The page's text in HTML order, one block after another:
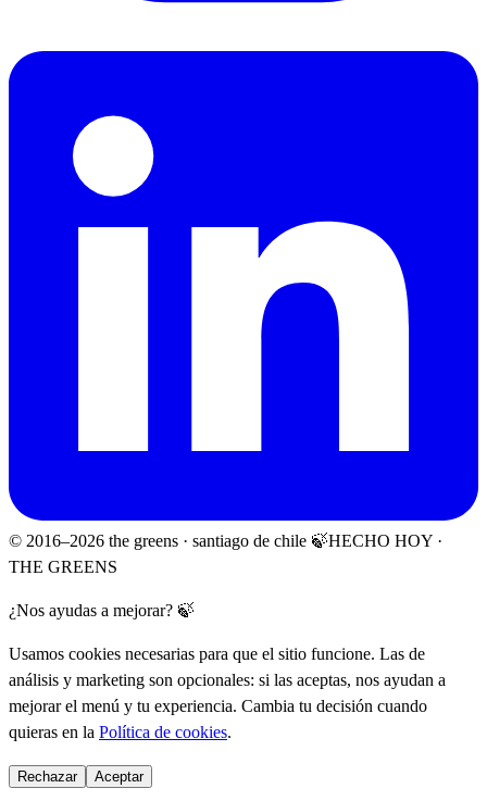
© 2016–2026 the greens · santiago de chile 🍃HECHO HOY ·
THE GREENS
¿Nos ayudas a mejorar? 🍃
Usamos cookies necesarias para que el sitio funcione. Las de
análisis y marketing son opcionales: si las aceptas, nos ayudan a
mejorar el menú y tu experiencia. Cambia tu decisión cuando
quieras en la Política de cookies.
Rechazar Aceptar